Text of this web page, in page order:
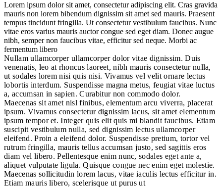
Lorem ipsum dolor sit amet, consectetur adipiscing elit. Cras gravida
mauris non lorem bibendum dignissim sit amet sed mauris. Praesent
tempus tincidunt fringilla. Ut consectetur vestibulum faucibus. Nunc
vitae eros varius mauris auctor congue sed eget diam. Donec augue
nibh, semper non faucibus vitae, efficitur sed neque. Morbi ac
fermentum libero
Nullam ullamcorper ullamcorper dolor vitae dignissim. Duis
venenatis, leo at rhoncus laoreet, nibh mauris consectetur nulla,
ut sodales lorem nisi quis nisi. Vivamus vel velit ornare lectus
lobortis interdum. Suspendisse magna metus, feugiat vitae luctus
a, accumsan in sapien. Curabitur non commodo dolor.
Maecenas sit amet nisl finibus, elementum arcu viverra, placerat
ipsum. Vivamus consectetur dignissim lacus, sit amet elementum
ipsum tempor et. Integer quis elit quis mi blandit faucibus. Etiam
suscipit vestibulum nulla, sed dignissim lectus ullamcorper
eleifend. Proin a eleifend dolor. Suspendisse pretium, tortor vel
rutrum fringilla, mauris tellus accumsan justo, sed sagittis eros
diam vel libero. Pellentesque enim nunc, sodales eget ante a,
aliquet vulputate ligula. Quisque congue nec enim eget molestie.
Maecenas sollicitudin lorem lacus, vitae iaculis lectus efficitur in.
Etiam mauris libero, scelerisque ut purus ut